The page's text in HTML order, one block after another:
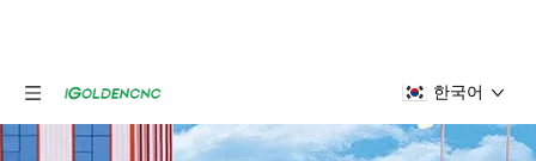
한국어